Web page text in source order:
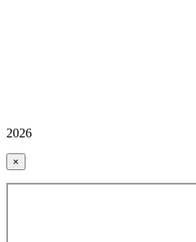
2026
×